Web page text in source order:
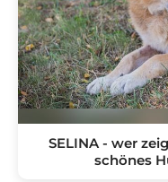
SELINA - wer
schönes